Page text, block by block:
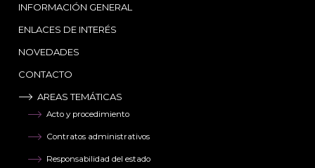
INFORMACIÓN GENERAL
ENLACES DE INTERÉS
NOVEDADES
CONTACTO
AREAS TEMÁTICAS
Acto y procedimiento
Contratos administrativos
Responsabilidad del estado